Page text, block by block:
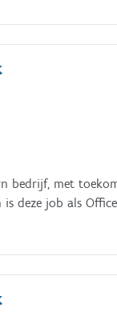
bedrijf, met
is deze job als